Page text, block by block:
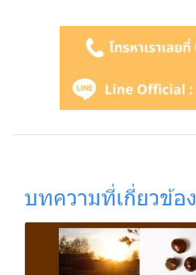
บทความที่เกี่ยวข้อง